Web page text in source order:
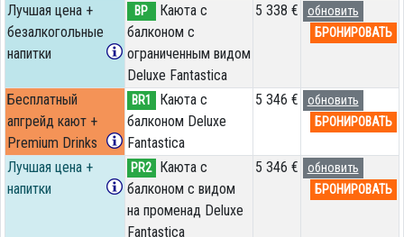
Лучшая цена +
безалкогольные
напитки
BP
Каюта с
балконом c
ограниченным видом
Deluxe Fantastica
5 338 €
обновить
БРОНИРОВАТЬ
Бесплатный
апгрейд кают +
Premium Drinks
BR1
Каюта с
балконом Deluxe
Fantastica
5 346 €
обновить
БРОНИРОВАТЬ
Лучшая цена +
напитки
PR2
Каюта с
балконом с видом
на променад Deluxe
Fantastica
5 346 €
обновить
БРОНИРОВАТЬ